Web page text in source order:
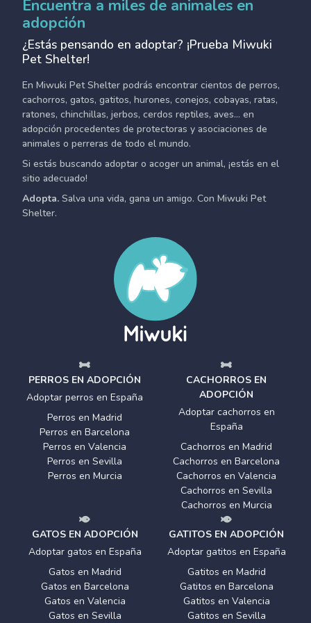
Encuentra a miles de animales en
adopción
¿Estás pensando en adoptar? ¡Prueba Miwuki
Pet Shelter!
En Miwuki Pet Shelter podrás encontrar cientos de perros,
cachorros, gatos, gatitos, hurones, conejos, cobayas, ratas,
ratones, chinchillas, jerbos, cerdos reptiles, aves... en
adopción procedentes de protectoras y asociaciones de
animales o perreras de todo el mundo.
Si estás buscando adoptar o acoger un animal, ¡estás en el
sitio adecuado!
Adopta. Salva una vida, gana un amigo. Con Miwuki Pet
Shelter.
PERROS EN ADOPCIÓN
Adoptar perros en España
Perros en Madrid
Perros en Barcelona
Perros en Valencia
Perros en Sevilla
Perros en Murcia
CACHORROS EN
ADOPCIÓN
Adoptar cachorros en
España
Cachorros en Madrid
Cachorros en Barcelona
Cachorros en Valencia
Cachorros en Sevilla
Cachorros en Murcia
GATOS EN ADOPCIÓN
Adoptar gatos en España
Gatos en Madrid
Gatos en Barcelona
Gatos en Valencia
Gatos en Sevilla
GATITOS EN ADOPCIÓN
Adoptar gatitos en España
Gatitos en Madrid
Gatitos en Barcelona
Gatitos en Valencia
Gatitos en Sevilla